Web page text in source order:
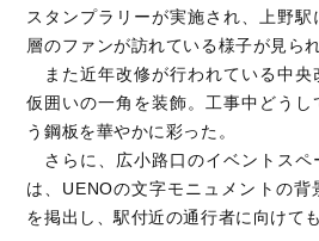
スタンプラリーが実施され、上野駅
層のファンが訪れている様子が見られ
また近年改修が行われている中央
仮囲いの一角を装飾。工事中どうし
う鋼板を華やかに彩った。
さらに、広小路口のイベントスペ
は、UENOの文字モニュメントの背
を掲出し、駅付近の通行者に向けて